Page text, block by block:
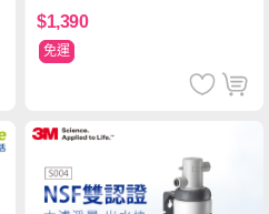
$1,390
免運